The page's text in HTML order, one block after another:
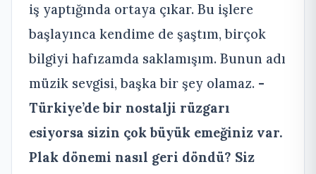
iş yaptığında ortaya çıkar. Bu işlere
başlayınca kendime de şaştım, birçok
bilgiyi hafızamda saklamışım. Bunun adı
müzik sevgisi, başka bir şey olamaz. -
Türkiye’de bir nostalji rüzgarı
esiyorsa sizin çok büyük emeğiniz var.
Plak dönemi nasıl geri döndü? Siz